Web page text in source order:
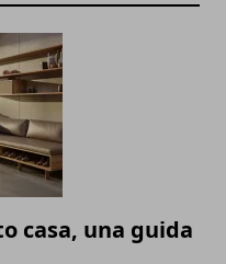
casa, una guida